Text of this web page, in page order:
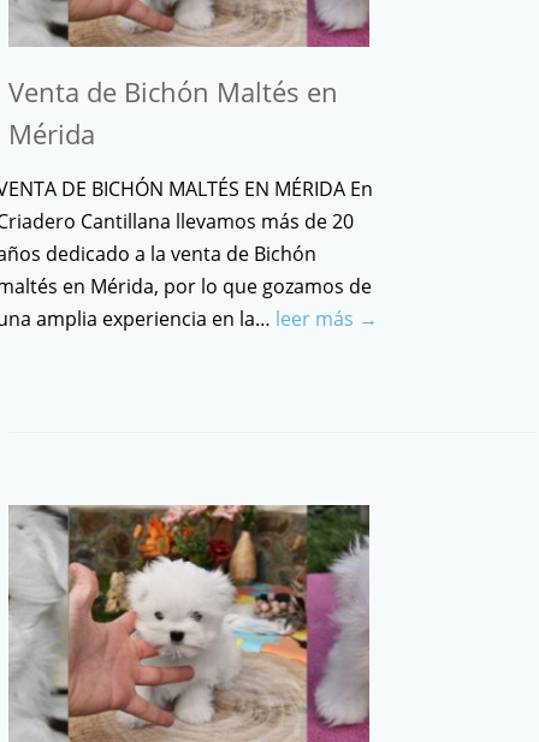
Venta de Bichón Maltés en
Mérida
DE BICHÓN MALTÉS EN MÉRIDA En
Cantillana llevamos más de 20
dedicado a la venta de Bichón
en Mérida, por lo que gozamos de
amplia experiencia en la… leer más →